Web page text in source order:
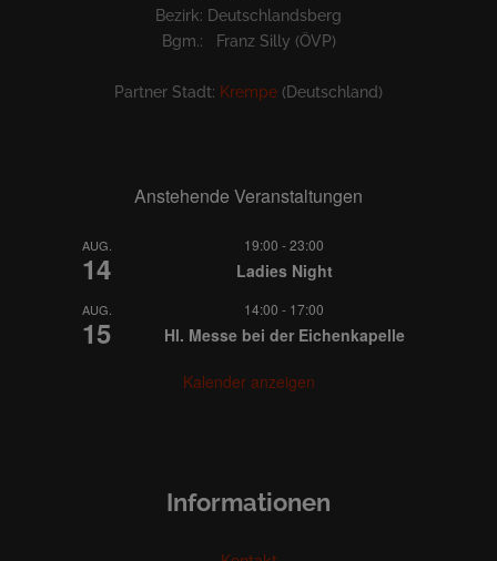
Bezirk: Deutschlandsberg
Bgm.: Franz Silly (ÖVP)
Partner Stadt: Krempe (Deutschland)
Anstehende Veranstaltungen
AUG.
14
19:00 -23:00
Ladies Night
AUG.
15
14:00 - 17:00
Hl. Messe bei der Eichenkapelle
Kalender anzeigen
Informationen